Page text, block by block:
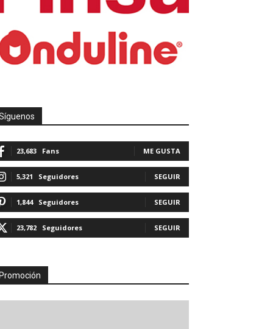
23,683 Fans ME GUSTA
5,321 Seguidores SEGUIR
1,844 Seguidores SEGUIR
23,782 Seguidores SEGUIR
Promoción